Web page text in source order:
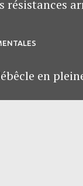
résistances
en